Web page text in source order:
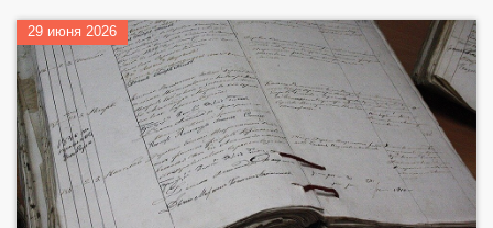
29 июня 2026